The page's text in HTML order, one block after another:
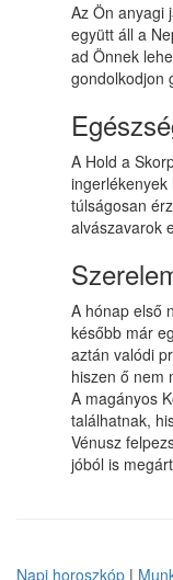
Az Ön anyagi
együtt áll a
ad Önnek
gondolkodjon
A Hold a
túlságosan
alvászavarok
A hónap első
később már
aztán valódi
hiszen ő nem
A magányos
találhatnak,
Vénusz
jóból is
Napi horoszkóp |